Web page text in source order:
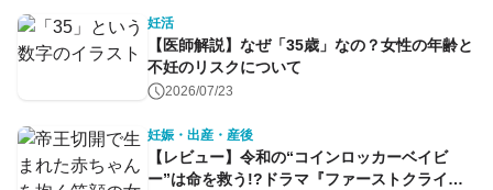
妊活
【医師解説】なぜ「35歳」なの？女性の年齢と
不妊のリスクについて
2026/07/23
妊娠・出産・産後
【レビュー】令和の“コインロッカーベイビ
ー”は命を救う!?ドラマ『ファーストクライ』